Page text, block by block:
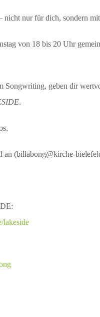
nur für dich, sondern
von 18 bis 20 Uhr
Songwriting, geben dir
.
an (billabong@kirche-
lakeside